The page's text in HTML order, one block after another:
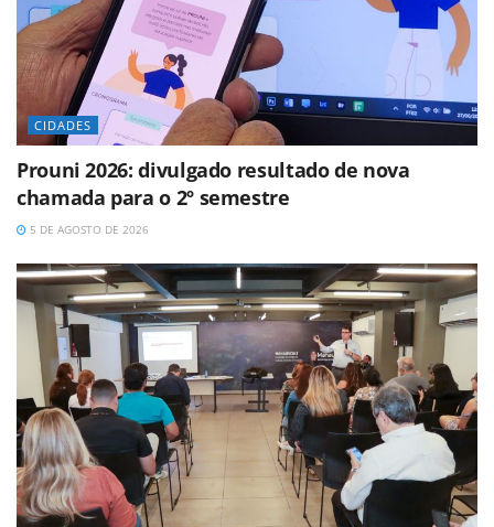
CIDADES
Prouni 2026: divulgado resultado de nova
chamada para o 2º semestre
5 DE AGOSTO DE 2026